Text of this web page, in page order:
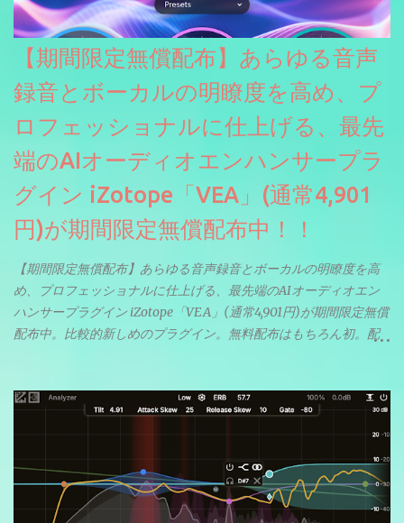
【期間限定無償配布】あらゆる音声
録音とボーカルの明瞭度を高め、プ
ロフェッショナルに仕上げる、最先
端のAIオーディオエンハンサープラ
グイン iZotope「VEA」(通常4,901
円)が期間限定無償配布中！！
【期間限定無償配布】あらゆる音声録音とボーカルの明瞭度を高
め、プロフェッショナルに仕上げる、最先端のAIオーディオエン
ハンサープラグイン iZotope「VEA」(通常4,901円)が期間限定無償
配布中。比較的新しめのプラグイン。無料配布はもちろん初。配